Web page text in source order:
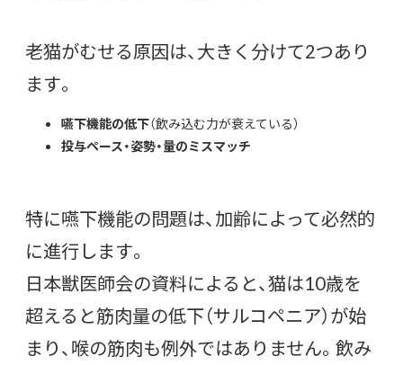
老猫がむせる原因は、大きく分けて2つあり
ます。
嚥下機能の低下（飲み込む力が衰えている）
投与ペース・姿勢・量のミスマッチ
特に嚥下機能の問題は、加齢によって必然的
に進行します。
日本獣医師会の資料によると、猫は10歳を
超えると筋肉量の低下（サルコペニア）が始
まり、喉の筋肉も例外ではありません。飲み